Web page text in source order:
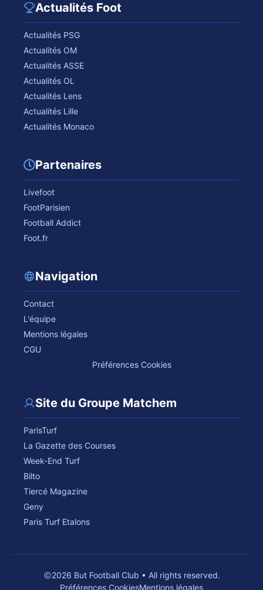
Actualités Foot
Actualités PSG
Actualités OM
Actualités ASSE
Actualités OL
Actualités Lens
Actualités Lille
Actualités Monaco
Partenaires
Livefoot
FootParisien
Football Addict
Foot.fr
Navigation
Contact
L'équipe
Mentions légales
CGU
Préférences Cookies
Site du Groupe Matchem
ParisTurf
La Gazette des Courses
Week-End Turf
Bilto
Tiercé Magazine
Geny
Paris Turf Etalons
2026 But Football Club • All rights reserved.
Préférences CookiesMentions légales